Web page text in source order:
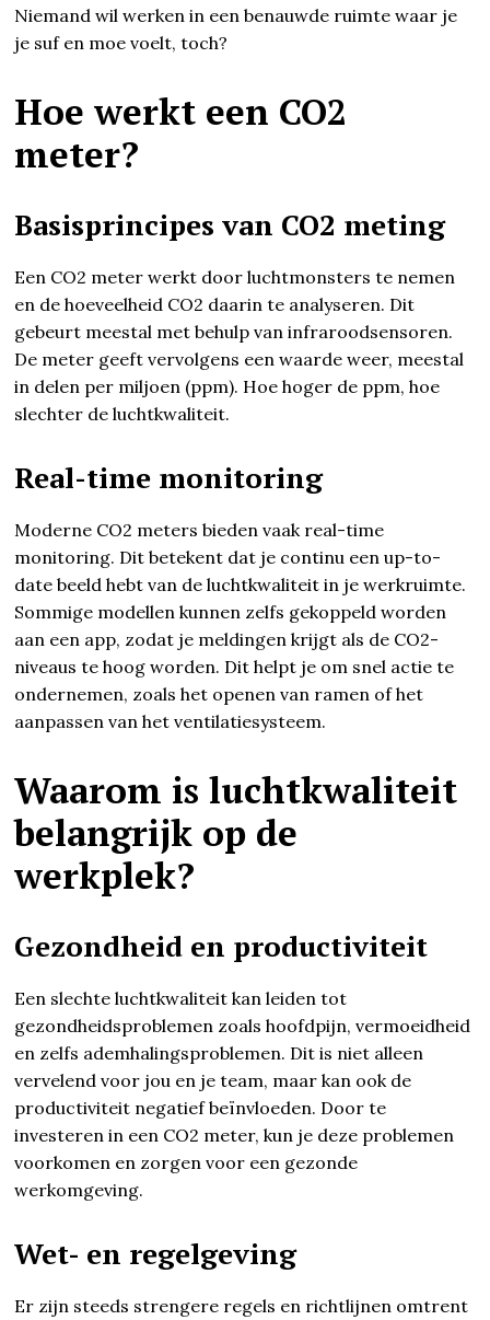
Niemand wil werken in een benauwde ruimte waar je
je suf en moe voelt, toch?
Hoe werkt een CO2
meter?
Basisprincipes van CO2 meting
Een CO2 meter werkt door luchtmonsters te nemen
en de hoeveelheid CO2 daarin te analyseren. Dit
gebeurt meestal met behulp van infraroodsensoren.
De meter geeft vervolgens een waarde weer, meestal
in delen per miljoen (ppm). Hoe hoger de ppm, hoe
slechter de luchtkwaliteit.
Real-time monitoring
Moderne CO2 meters bieden vaak real-time
monitoring. Dit betekent dat je continu een up-to-
date beeld hebt van de luchtkwaliteit in je werkruimte.
Sommige modellen kunnen zelfs gekoppeld worden
aan een app, zodat je meldingen krijgt als de CO2-
niveaus te hoog worden. Dit helpt je om snel actie te
ondernemen, zoals het openen van ramen of het
aanpassen van het ventilatiesysteem.
Waarom is luchtkwaliteit
belangrijk op de
werkplek?
Gezondheid en productiviteit
Een slechte luchtkwaliteit kan leiden tot
gezondheidsproblemen zoals hoofdpijn, vermoeidheid
en zelfs ademhalingsproblemen. Dit is niet alleen
vervelend voor jou en je team, maar kan ook de
productiviteit negatief beïnvloeden. Door te
investeren in een CO2 meter, kun je deze problemen
voorkomen en zorgen voor een gezonde
werkomgeving.
Wet- en regelgeving
Er zijn steeds strengere regels en richtlijnen omtrent